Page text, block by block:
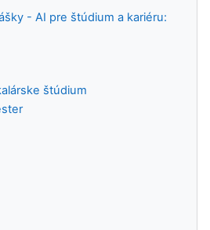
- AI pre štúdium a kariéru:
štúdium